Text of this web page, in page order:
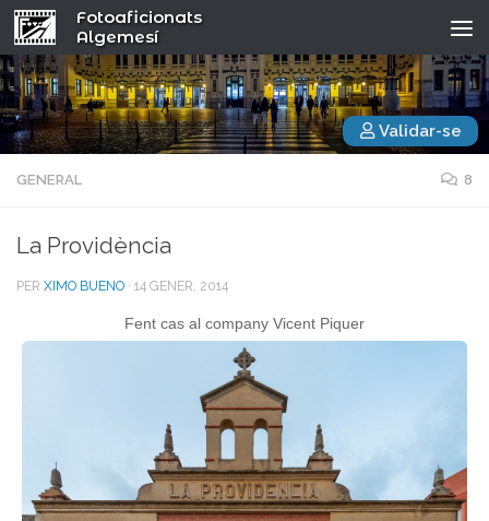
Fotoaficionats
Algemesí
Validar-se
GENERAL 8
La Providència
PER XIMO BUENO · 14 GENER, 2014
Fent cas al company Vicent Piquer